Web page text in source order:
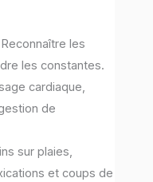
Reconnaître les
les constantes.
cardiaque,
de
sur plaies,
et coups de